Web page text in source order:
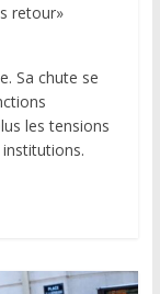
retour»
Sa chute se
les tensions